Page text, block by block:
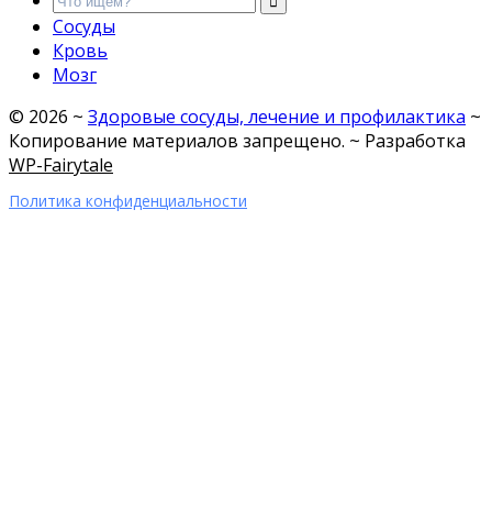
Сосуды
Кровь
Мозг
© 2026 ~ Здоровые сосуды, лечение и профилактика ~
Копирование материалов запрещено. ~ Разработка
WP-Fairytale
Политика конфиденциальности